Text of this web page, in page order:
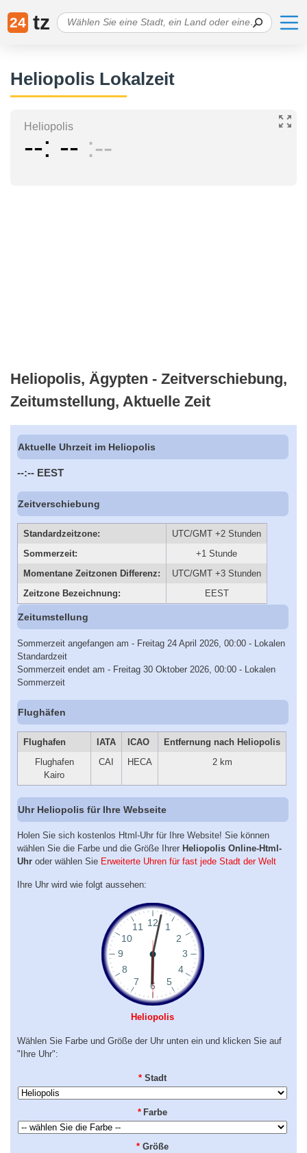
24 tz
Heliopolis Lokalzeit
Heliopolis
-- -- --
Heliopolis, Ägypten - Zeitverschiebung,
Zeitumstellung, Aktuelle Zeit
Aktuelle Uhrzeit im Heliopolis
--:-- EEST
Zeitverschiebung
Standardzeitzone:
UTC/GMT +2 Stunden
Sommerzeit:
+1 Stunde
Momentane Zeitzonen Differenz:
UTC/GMT +3 Stunden
Zeitzone Bezeichnung:
EEST
Zeitumstellung
Sommerzeit angefangen am - Freitag 24 April 2026, 00:00 - Lokalen
Standardzeit
Sommerzeit endet am - Freitag 30 Oktober 2026, 00:00 - Lokalen
Sommerzeit
Flughäfen
Flughafen IATA ICAO
Entfernung nach Heliopolis
Flughafen
Kairo
CAI HECA 2 km
Uhr Heliopolis für Ihre Webseite
Holen Sie sich kostenlos Html-Uhr für Ihre Website! Sie können
wählen Sie die Farbe und die Größe Ihrer Heliopolis Online-Html-
Uhr oder wählen Sie Erweiterte Uhren für fast jede Stadt der Welt
Ihre Uhr wird wie folgt aussehen:
Heliopolis
Wählen Sie Farbe und Größe der Uhr unten ein und klicken Sie auf
"Ihre Uhr":
* Stadt
* Farbe
* Größe